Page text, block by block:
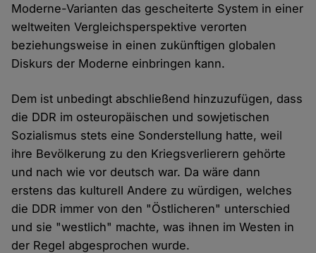
Moderne-Varianten das gescheiterte System in einer
weltweiten Vergleichsperspektive verorten
beziehungsweise in einen zukünftigen globalen
Diskurs der Moderne einbringen kann.
Dem ist unbedingt abschließend hinzuzufügen, dass
die DDR im osteuropäischen und sowjetischen
Sozialismus stets eine Sonderstellung hatte, weil
ihre Bevölkerung zu den Kriegsverlierern gehörte
und nach wie vor deutsch war. Da wäre dann
erstens das kulturell Andere zu würdigen, welches
die DDR immer von den "Östlicheren" unterschied
und sie "westlich" machte, was ihnen im Westen in
der Regel abgesprochen wurde.